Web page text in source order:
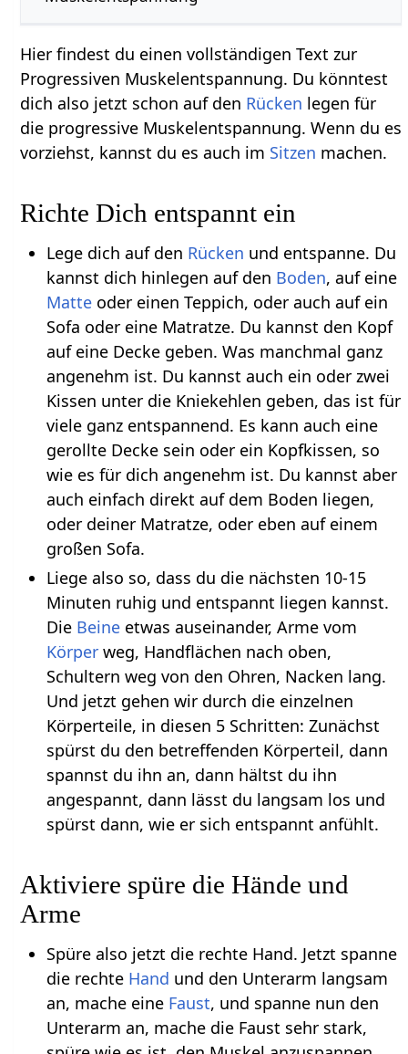
Hier findest du einen vollständigen Text zur
Progressiven Muskelentspannung. Du könntest
dich also jetzt schon auf den Rücken legen für
die progressive Muskelentspannung. Wenn du es
vorziehst, kannst du es auch im Sitzen machen.
Richte Dich entspannt ein
Lege dich auf den Rücken und entspanne. Du
kannst dich hinlegen auf den Boden, auf eine
Matteoder einen Teppich, oder auch auf ein
Sofa oder eine Matratze. Du kannst den Kopf
auf eine Decke geben. Was manchmal ganz
angenehm ist. Du kannst auch ein oder zwei
Kissen unter die Kniekehlen geben, das ist für
viele ganz entspannend. Es kann auch eine
gerollte Decke sein oder ein Kopfkissen, so
wie es für dich angenehm ist. Du kannst aber
auch einfach direkt auf dem Boden liegen,
oder deiner Matratze, oder eben auf einem
großen Sofa.
Liege also so, dass du die nächsten 10-15
Minuten ruhig und entspannt liegen kannst.
Die Beineetwas auseinander, Arme vom
Körperweg, Handflächen nach oben,
Schultern weg von den Ohren, Nacken lang.
Und jetzt gehen wir durch die einzelnen
Körperteile, in diesen 5 Schritten: Zunächst
spürst du den betreffenden Körperteil, dann
spannst du ihn an, dann hältst du ihn
angespannt, dann lässt du langsam los und
spürst dann, wie er sich entspannt anfühlt.
Aktiviere spüre die Hände und
Arme
Spüre also jetzt die rechte Hand. Jetzt spanne
die rechte Hand und den Unterarm langsam
an, mache eine Faust, und spanne nun den
Unterarm an, mache die Faust sehr stark,